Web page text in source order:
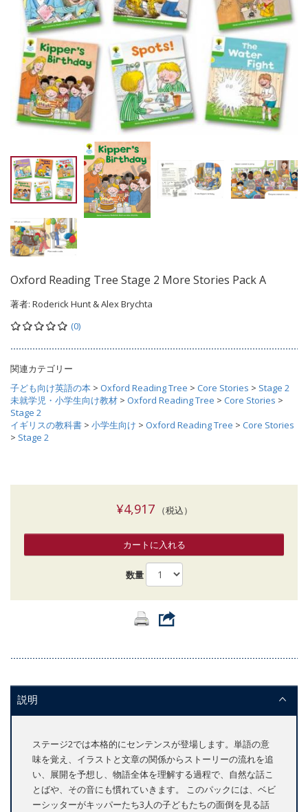
Oxford Reading Tree Stage 2 More Stories Pack A
著者: Roderick Hunt & Alex Brychta
(0)
関連カテゴリー
子ども向け英語の本 > Oxford Reading Tree > Core Stories > Stage 2
未就学児・小学生向け教材 > Oxford Reading Tree > Core Stories >
Stage 2
イギリスの教科書 > 小学生向け > Oxford Reading Tree > Core Stories
> Stage 2
¥4,917（税込）
カートに入れる
数量
説明
ステージ2では本格的にセンテンスが登場します。単語の意
味を覚え、イラストと文章の関係からストーリーの流れを追
い、展開を予想し、物語全体を理解する過程で、自然な話こ
とばや、その音にも慣れていきます。 このパックには、ベビ
ーシッターがキッパーたち3人の子どもたちの面倒を見る話